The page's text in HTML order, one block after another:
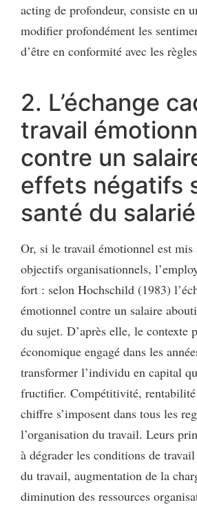
acting de profondeur, consiste en
modifier profondément les
d’être en conformité avec les
2. L’échange
travail
contre un
effets négatifs
santé du salarié
Or, si le travail émotionnel est mis
objectifs organisationnels,
fort : selon Hochschild (1983)
émotionnel contre un salaire
du sujet. D’après elle, le contexte
économique engagé dans les
transformer l’individu en capital
fructifier. Compétitivité,
chiffre s’imposent dans tous les
l’organisation du travail. Leurs
à dégrader les conditions de
du travail, augmentation de la
diminution des ressources